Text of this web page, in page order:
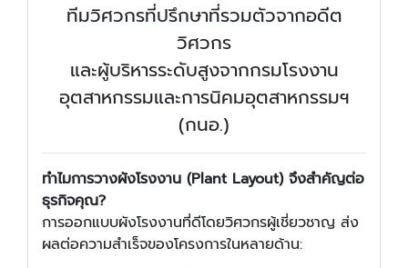
ทีมวิศวกรที่ปรึกษาที่รวมตัวจากอดีต
วิศวกร
และผู้บริหารระดับสูงจากกรมโรงงาน
อุตสาหกรรมและการนิคมอุตสาหกรรมฯ
(กนอ.)
ทำไมการวางผังโรงงาน (Plant Layout) จึงสำคัญต่อ
ธุรกิจคุณ?
การออกแบบผังโรงงานที่ดีโดยวิศวกรผู้เชี่ยวชาญ ส่ง
ผลต่อความสำเร็จของโครงการในหลายด้าน: